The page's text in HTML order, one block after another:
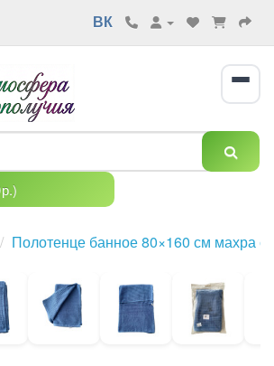
ВК
Полотенце банное 80×160 см махра